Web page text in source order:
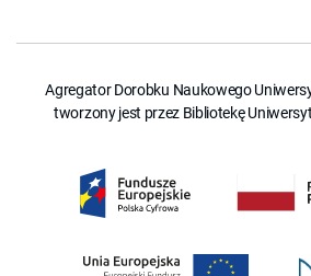
Agregator Dorobku Naukowego
tworzony jest przez Bibliotekę